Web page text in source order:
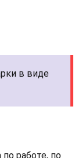
в виде
работе, по